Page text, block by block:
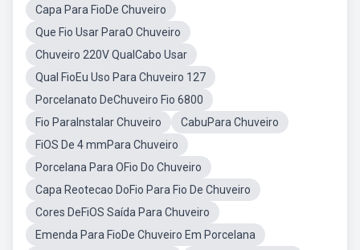
Capa Para FioDe Chuveiro
Que Fio Usar ParaO Chuveiro
Chuveiro 220V QualCabo Usar
Qual FioEu Uso Para Chuveiro 127
Porcelanato DeChuveiro Fio 6800
Fio ParaInstalar Chuveiro
CabuPara Chuveiro
FiOS De 4 mmPara Chuveiro
Porcelana Para OFio Do Chuveiro
Capa Reotecao DoFio Para Fio De Chuveiro
Cores DeFiOS Saída Para Chuveiro
Emenda Para FioDe Chuveiro Em Porcelana